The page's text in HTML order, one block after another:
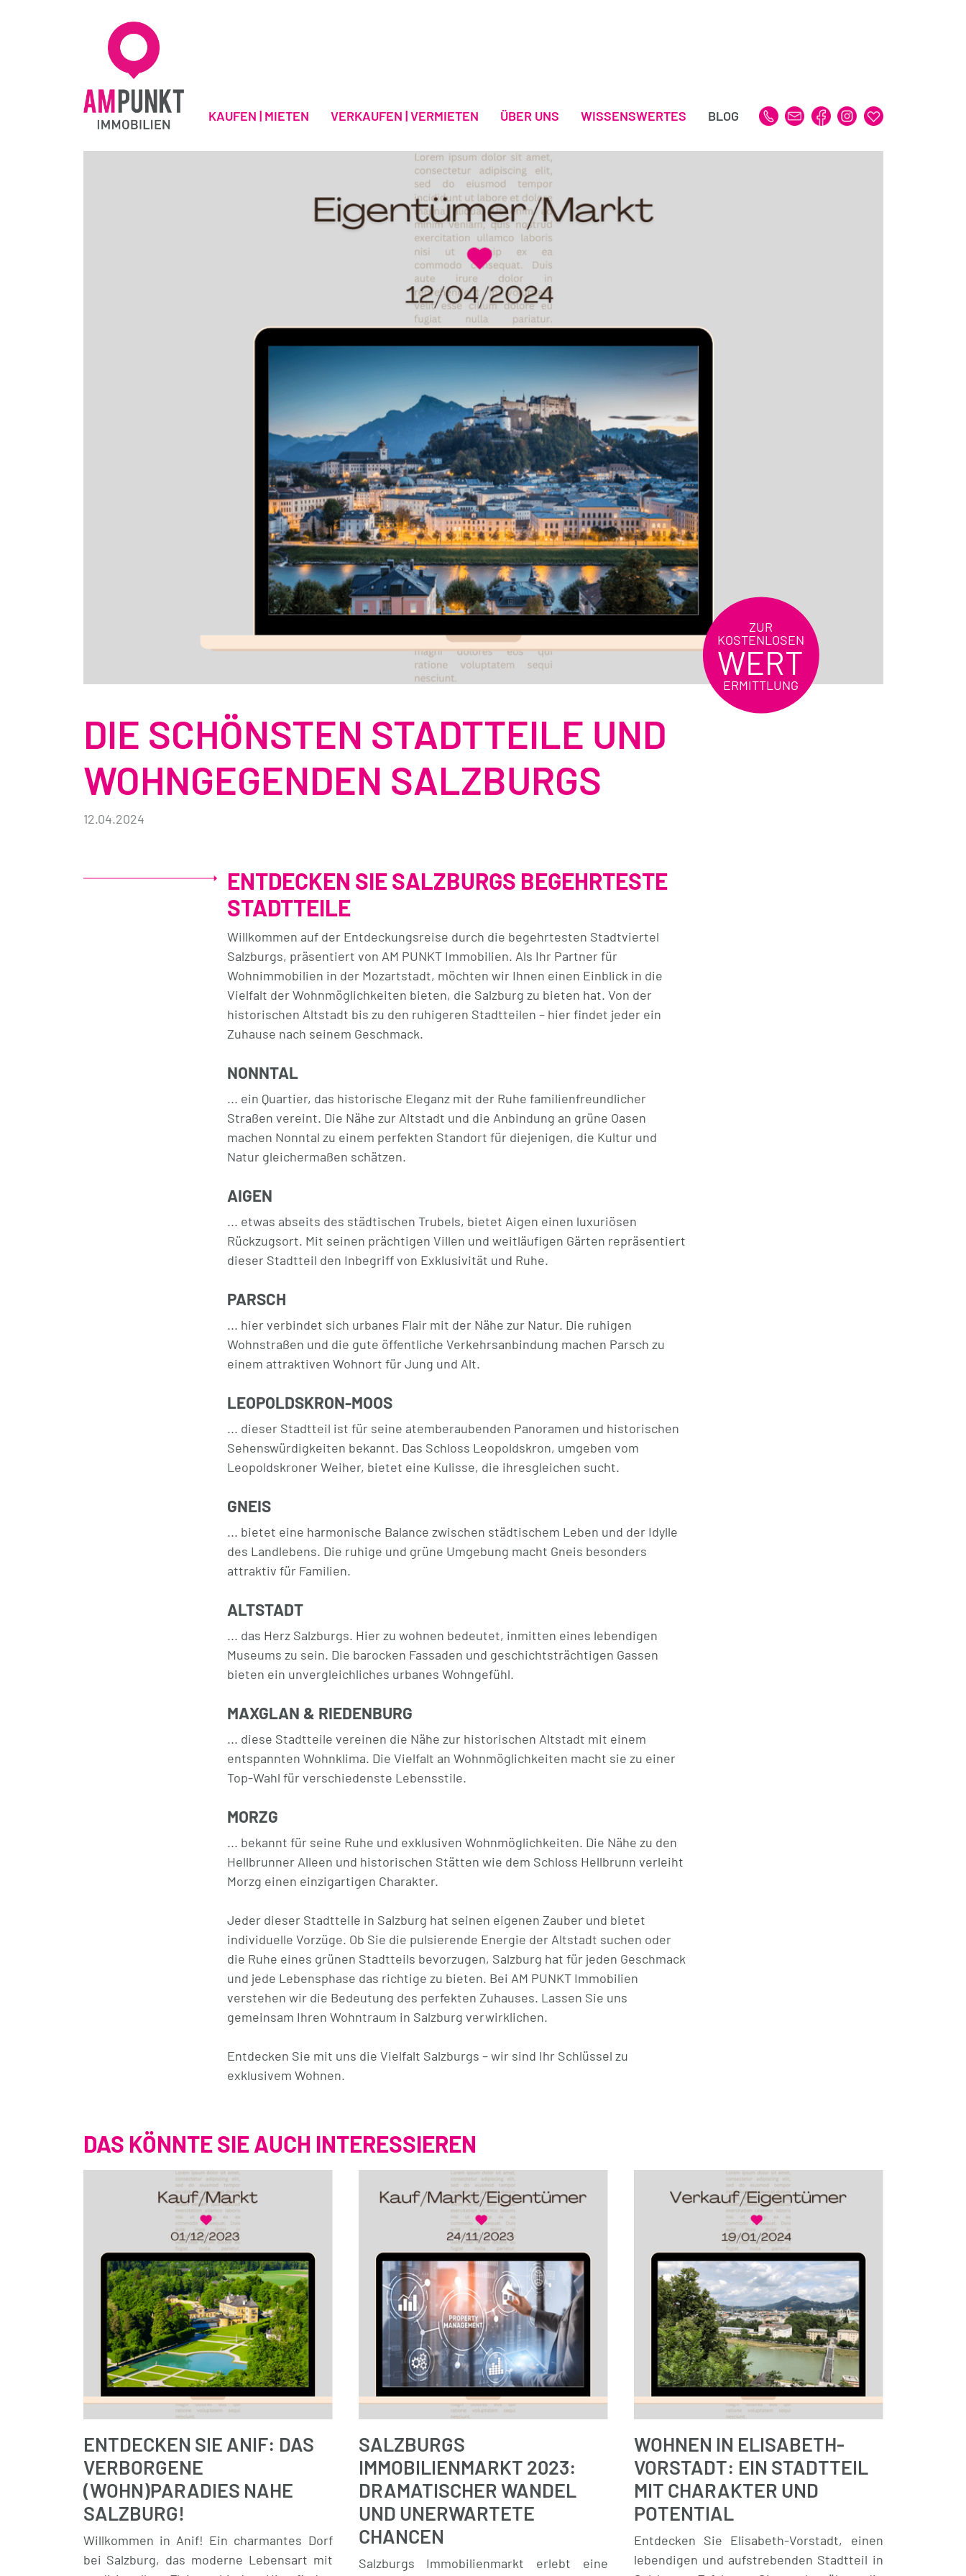
KAUFEN | MIETEN VERKAUFEN | VERMIETEN ÜBER UNS WISSENSWERTES BLOG
ZUR
KOSTENLOSEN
WERT
ERMITTLUNG
DIE SCHÖNSTEN STADTTEILE UND
WOHNGEGENDEN SALZBURGS
12.04.2024
ENTDECKEN SIE SALZBURGS BEGEHRTESTE
STADTTEILE
Willkommen auf der Entdeckungsreise durch die begehrtesten Stadtviertel
Salzburgs, präsentiert von AM PUNKT Immobilien. Als Ihr Partner für
Wohnimmobilien in der Mozartstadt, möchten wir Ihnen einen Einblick in die
Vielfalt der Wohnmöglichkeiten bieten, die Salzburg zu bieten hat. Von der
historischen Altstadt bis zu den ruhigeren Stadtteilen – hier findet jeder ein
Zuhause nach seinem Geschmack.
NONNTAL
... ein Quartier, das historische Eleganz mit der Ruhe familienfreundlicher
Straßen vereint. Die Nähe zur Altstadt und die Anbindung an grüne Oasen
machen Nonntal zu einem perfekten Standort für diejenigen, die Kultur und
Natur gleichermaßen schätzen.
AIGEN
... etwas abseits des städtischen Trubels, bietet Aigen einen luxuriösen
Rückzugsort. Mit seinen prächtigen Villen und weitläufigen Gärten repräsentiert
dieser Stadtteil den Inbegriff von Exklusivität und Ruhe.
PARSCH
... hier verbindet sich urbanes Flair mit der Nähe zur Natur. Die ruhigen
Wohnstraßen und die gute öffentliche Verkehrsanbindung machen Parsch zu
einem attraktiven Wohnort für Jung und Alt.
LEOPOLDSKRON-MOOS
... dieser Stadtteil ist für seine atemberaubenden Panoramen und historischen
Sehenswürdigkeiten bekannt. Das Schloss Leopoldskron, umgeben vom
Leopoldskroner Weiher, bietet eine Kulisse, die ihresgleichen sucht.
GNEIS
... bietet eine harmonische Balance zwischen städtischem Leben und der Idylle
des Landlebens. Die ruhige und grüne Umgebung macht Gneis besonders
attraktiv für Familien.
ALTSTADT
... das Herz Salzburgs. Hier zu wohnen bedeutet, inmitten eines lebendigen
Museums zu sein. Die barocken Fassaden und geschichtsträchtigen Gassen
bieten ein unvergleichliches urbanes Wohngefühl.
MAXGLAN & RIEDENBURG
... diese Stadtteile vereinen die Nähe zur historischen Altstadt mit einem
entspannten Wohnklima. Die Vielfalt an Wohnmöglichkeiten macht sie zu einer
Top-Wahl für verschiedenste Lebensstile.
MORZG
... bekannt für seine Ruhe und exklusiven Wohnmöglichkeiten. Die Nähe zu den
Hellbrunner Alleen und historischen Stätten wie dem Schloss Hellbrunn verleiht
Morzg einen einzigartigen Charakter.
Jeder dieser Stadtteile in Salzburg hat seinen eigenen Zauber und bietet
individuelle Vorzüge. Ob Sie die pulsierende Energie der Altstadt suchen oder
die Ruhe eines grünen Stadtteils bevorzugen, Salzburg hat für jeden Geschmack
und jede Lebensphase das richtige zu bieten. Bei AM PUNKT Immobilien
verstehen wir die Bedeutung des perfekten Zuhauses. Lassen Sie uns
gemeinsam Ihren Wohntraum in Salzburg verwirklichen.
Entdecken Sie mit uns die Vielfalt Salzburgs – wir sind Ihr Schlüssel zu
exklusivem Wohnen.
DAS KÖNNTE SIE AUCH INTERESSIEREN
ENTDECKEN SIE ANIF: DAS
VERBORGENE
(WOHN)PARADIES NAHE
SALZBURG!
Willkommen in Anif! Ein charmantes Dorf
bei Salzburg, das moderne Lebensart mit
SALZBURGS
IMMOBILIENMARKT 2023:
DRAMATISCHER WANDEL
UND UNERWARTETE
CHANCEN
Salzburgs Immobilienmarkt erlebt eine
WOHNEN IN ELISABETH-
VORSTADT: EIN STADTTEIL
MIT CHARAKTER UND
POTENTIAL
Entdecken Sie Elisabeth-Vorstadt, einen
lebendigen und aufstrebenden Stadtteil in